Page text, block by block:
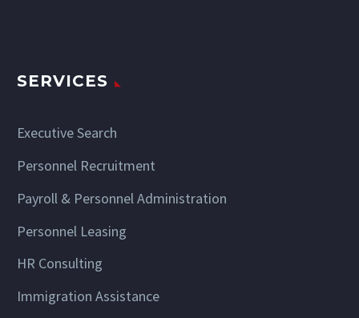
SERVICES
Executive Search
Personnel Recruitment
Payroll & Personnel Administration
Personnel Leasing
HR Consulting
Immigration Assistance